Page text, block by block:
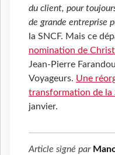
du client, pour
de grande entreprise
la SNCF. Mais ce
nomination de
Jean-Pierre
Voyageurs. Une
transformation de la
janvier.
Article signé par